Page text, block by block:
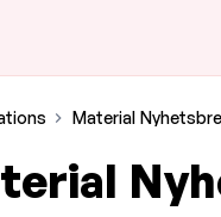
Material